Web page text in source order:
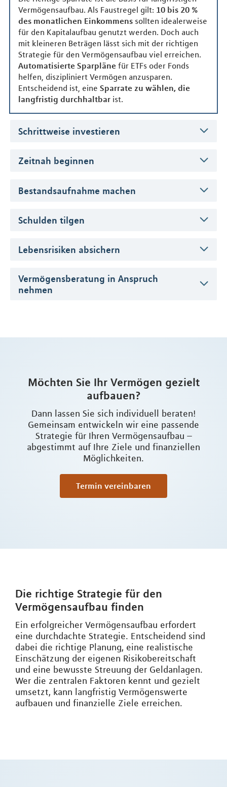
Vermögensaufbau. Als Faustregel gilt: 10 bis 20 %
des monatlichen Einkommens sollten idealerweise
für den Kapitalaufbau genutzt werden. Doch auch
mit kleineren Beträgen lässt sich mit der richtigen
Strategie für den Vermögensaufbau viel erreichen.
Automatisierte Sparpläne für ETFs oder Fonds
helfen, diszipliniert Vermögen anzusparen.
Entscheidend ist, eine Sparrate zu wählen, die
langfristig durchhaltbar ist.
Schrittweise investieren
Zeitnah beginnen
Bestandsaufnahme machen
Schulden tilgen
Lebensrisiken absichern
Vermögensberatung in Anspruch
nehmen
Möchten Sie Ihr Vermögen gezielt
aufbauen?
Dann lassen Sie sich individuell beraten!
Gemeinsam entwickeln wir eine passende
Strategie für Ihren Vermögensaufbau –
abgestimmt auf Ihre Ziele und finanziellen
Möglichkeiten.
Termin vereinbaren
Die richtige Strategie für den
Vermögensaufbau finden
Ein erfolgreicher Vermögensaufbau erfordert
eine durchdachte Strategie. Entscheidend sind
dabei die richtige Planung, eine realistische
Einschätzung der eigenen Risikobereitschaft
und eine bewusste Streuung der Geldanlagen.
Wer die zentralen Faktoren kennt und gezielt
umsetzt, kann langfristig Vermögenswerte
aufbauen und finanzielle Ziele erreichen.